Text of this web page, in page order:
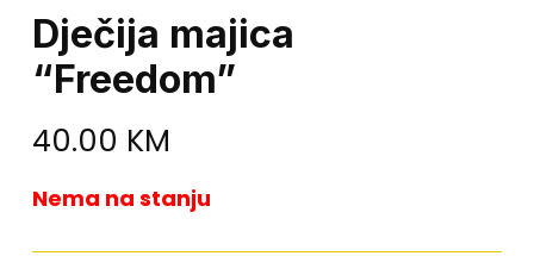
Dječija majica
“Freedom”
40.00 KM
Nema na stanju